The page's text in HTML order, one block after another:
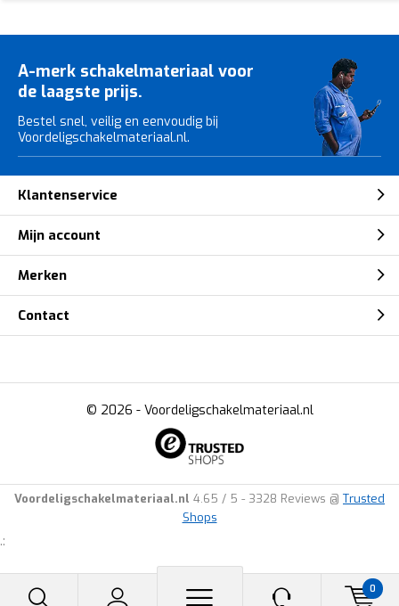
0
A-merk schakelmateriaal voor
de laagste prijs.
Bestel snel, veilig en eenvoudig bij
Voordeligschakelmateriaal.nl.
Klantenservice
Mijn account
Merken
Contact
© 2026 - Voordeligschakelmateriaal.nl
Voordeligschakelmateriaal.nl 4.65 / 5 - 3328 Reviews @ Trusted
Shops
.: